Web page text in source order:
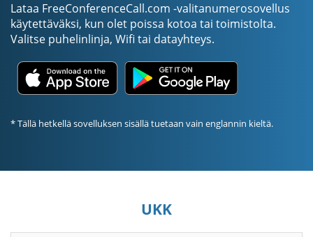
Lataa FreeConferenceCall.com -valitanumerosovellus
käytettäväksi, kun olet poissa kotoa tai toimistolta.
Valitse puhelinlinja, Wifi tai datayhteys.
* Tällä hetkellä sovelluksen sisällä tuetaan vain englannin kieltä.
UKK